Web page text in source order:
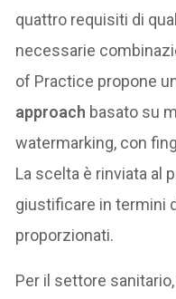
quattro requisiti di
necessarie
of Practice propone
approach basato su
watermarking, con
La scelta è rinviata al
giustificare in termini
proporzionati.
Per il settore